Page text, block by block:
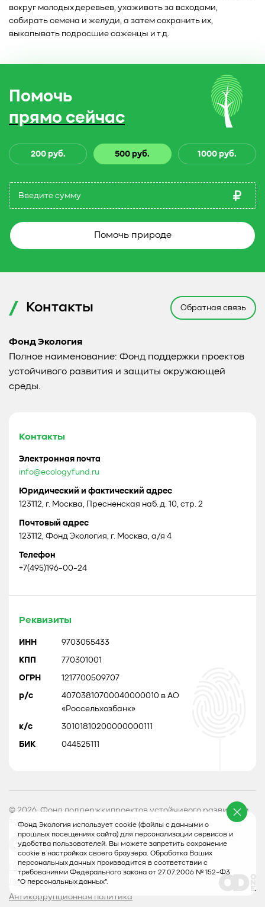
Фонд Экология использует cookie (файлы с данными о
прошлых посещениях сайта) для персонализации сервисов и
удобства пользователей. Вы можете запретить сохранение
cookie в настройках своего браузера. Обработка Ваших
персональных данных производится в соответствии с
требованиями Федерального закона от 27.07.2006 № 152-Ф3
"О персональных данных".
вокруг молодых деревьев, ухаживать за всходами,
собирать семена и желуди, а затем сохранить их,
выкапывать подросшие саженцы и т.д.
Помочь
прямо сейчас
200 руб. 500 руб. 1000 руб.
Помочь природе
Контакты Обратная связь
Фонд Экология
Полное наименование: Фонд поддержки проектов
устойчивого развития и защиты окружающей
среды.
Контакты
Электронная почта
info@ecologyfund.ru
Юридический и фактический адрес
123112, г. Москва, Пресненская наб. д. 10, стр. 2
Почтовый адрес
123112, Фонд Экология, г. Москва, а/я 4
Телефон
+7(495)196-00-24
Реквизиты
ИНН 9703055433
КПП 770301001
ОГРН 1217700509707
р/с
40703810700040000010 в АО
«Россельхозбанк»
к/с 30101810200000000111
БИК 044525111
© 2026, Фонд поддержкипроектов устойчивого развития и
защиты окружающей среды (Фонд Экология)
Политика конфеденциальности
Договор оферты
Антикоррупционная политика